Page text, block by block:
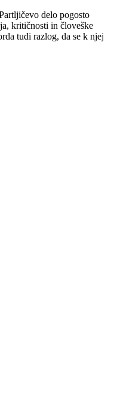
delo pogosto
kritičnosti in človeške
tudi razlog, da se k njej